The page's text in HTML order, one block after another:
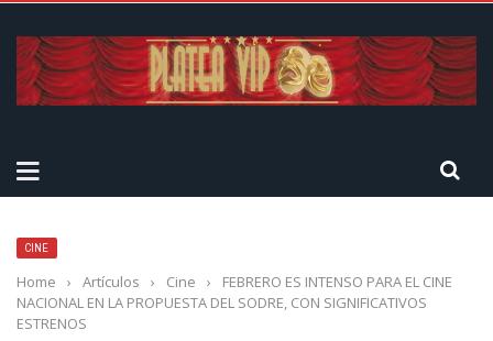
CINE
Home › Artículos › Cine ›
FEBRERO ES INTENSO PARA EL CINE
NACIONAL EN LA PROPUESTA DEL SODRE, CON SIGNIFICATIVOS
ESTRENOS